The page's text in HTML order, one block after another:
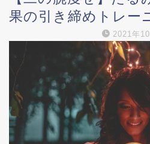
果の引き締めトレー
2021年